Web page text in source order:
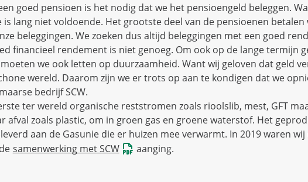
goed pensioen is het nodig dat we het pensioengeld beleggen.
lang niet voldoende. Het grootste deel van de pensioenen betalen
beleggingen. We zoeken dus altijd beleggingen met een goed
financieel rendement is niet genoeg. Om ook op de lange termijn
we ook letten op duurzaamheid. Want wij geloven dat geld
wereld. Daarom zijn we er trots op aan te kondigen dat we
bedrijf SCW.
ter wereld organische reststromen zoals rioolslib, mest, GFT
afval zoals plastic, om in groen gas en groene waterstof. Het
aan de Gasunie die er huizen mee verwarmt. In 2019 waren
samenwerking met SCW aanging.